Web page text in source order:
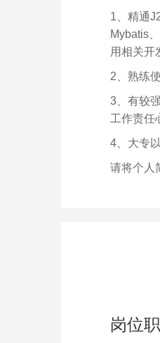
1、精通
Mybatis
用相关开
2、熟练
3、有较
工作责任
4、大专
请将个人
岗位